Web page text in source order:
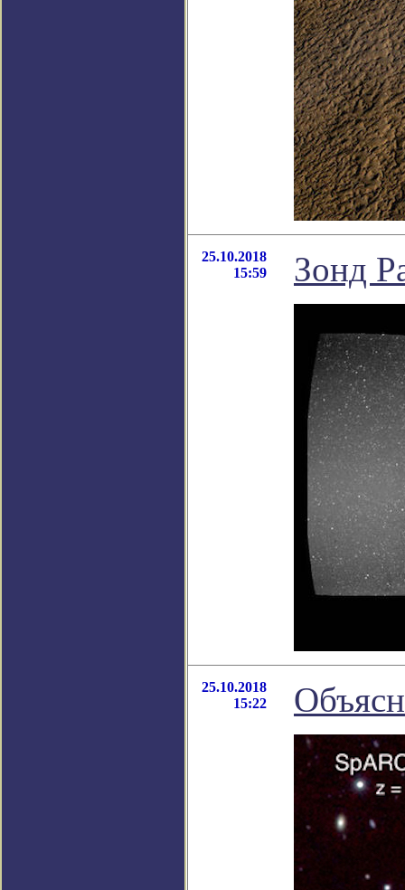
25.10.2018
15:59
Зонд
25.10.2018
15:22